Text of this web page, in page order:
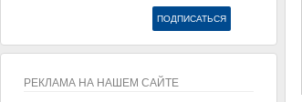
РЕКЛАМА НА НАШЕМ САЙТЕ